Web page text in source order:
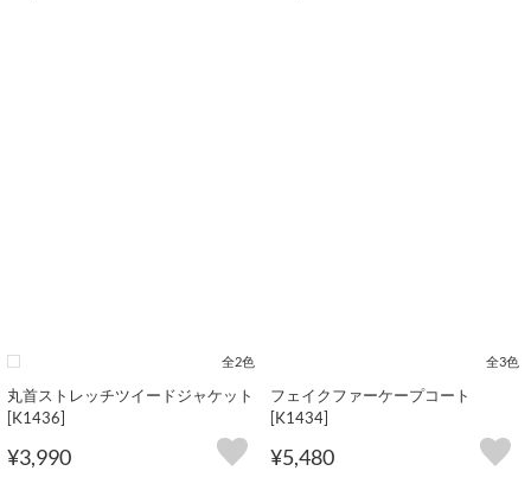
全2色
丸首ストレッチツイードジャケット
[K1436]
¥3,990
全3色
フェイクファーケープコート
[K1434]
¥5,480